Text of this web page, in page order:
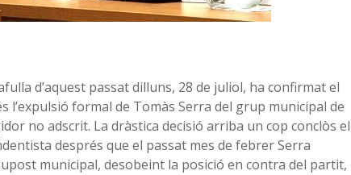
d’aquest passat dilluns, 28 de juliol, ha confirmat el
l’expulsió formal de Tomàs Serra del grup municipal de
no adscrit. La dràstica decisió arriba un cop conclòs el
després que el passat mes de febrer Serra
municipal, desobeint la posició en contra del partit,